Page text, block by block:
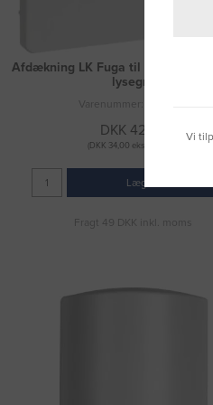
Afdækning LK Fuga til PIR 10A
lysegrå
Varenummer: 3031306
DKK 42,50
(DKK 34,00 ekskl. moms)
Læg i kurv
Fragt 49 DKK inkl. moms
Vi